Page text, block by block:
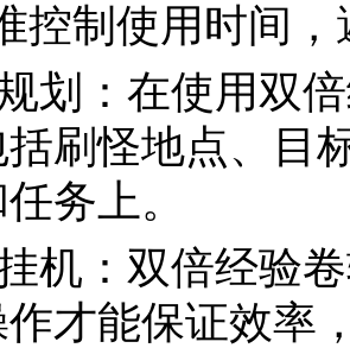
控制使用时间
划：在使用双
刷怪地点、目
务上。
机：双倍经验
才能保证效率